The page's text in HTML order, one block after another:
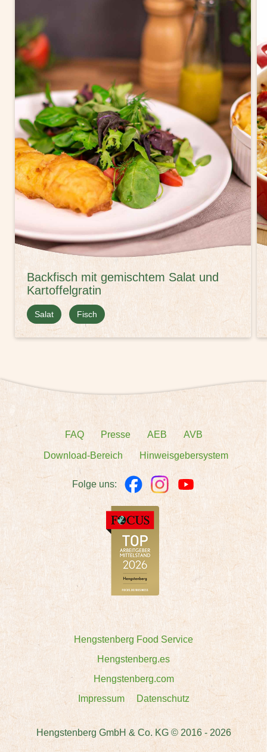
Backfisch mit gemischtem Salat und
Kartoffelgratin
Salat Fisch
FAQ Presse AEB AVB
Download-Bereich Hinweisgebersystem
Folge uns:
Hengstenberg GmbH & Co. KG © 2016 - 2026
Hengstenberg Food Service
Hengstenberg.es
Hengstenberg.com
Impressum
Datenschutz